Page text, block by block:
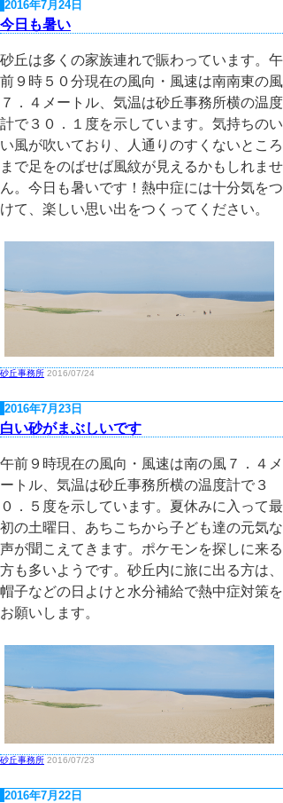
2016年7月24日
今日も暑い
砂丘は多くの家族連れで賑わっています。午
前９時５０分現在の風向・風速は南南東の風
７．４メートル、気温は砂丘事務所横の温度
計で３０．１度を示しています。気持ちのい
い風が吹いており、人通りのすくないところ
まで足をのばせば風紋が見えるかもしれませ
ん。今日も暑いです！熱中症には十分気をつ
けて、楽しい思い出をつくってください。
砂丘事務所 2016/07/24
2016年7月23日
白い砂がまぶしいです
午前９時現在の風向・風速は南の風７．４メ
ートル、気温は砂丘事務所横の温度計で３
０．５度を示しています。夏休みに入って最
初の土曜日、あちこちから子ども達の元気な
声が聞こえてきます。ポケモンを探しに来る
方も多いようです。砂丘内に旅に出る方は、
帽子などの日よけと水分補給で熱中症対策を
お願いします。
砂丘事務所 2016/07/23
2016年7月22日